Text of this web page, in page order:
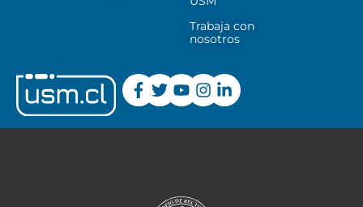
Trabaja con
nosotros